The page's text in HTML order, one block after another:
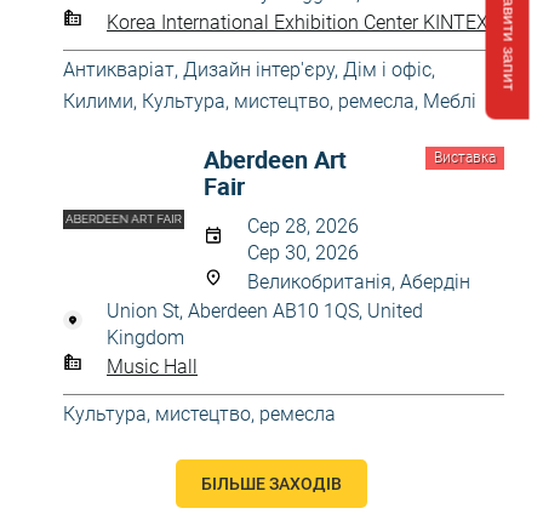
Korea International Exhibition Center KINTEX
Антикваріат, Дизайн інтер'єру, Дім і офіс,
Килими, Культура, мистецтво, ремесла, Меблі
Виставка
Aberdeen Art
Fair
Сер 28, 2026
Сер 30, 2026
Великобританія, Абердін
Union St, Aberdeen AB10 1QS, United
Kingdom
Music Hall
Культура, мистецтво, ремесла
БІЛЬШЕ ЗАХОДІВ